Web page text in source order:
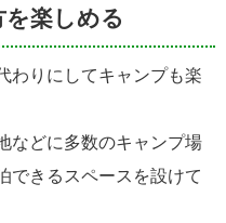
楽しめる
わりにしてキャンプも楽
などに多数のキャンプ場
できるスペースを設けて